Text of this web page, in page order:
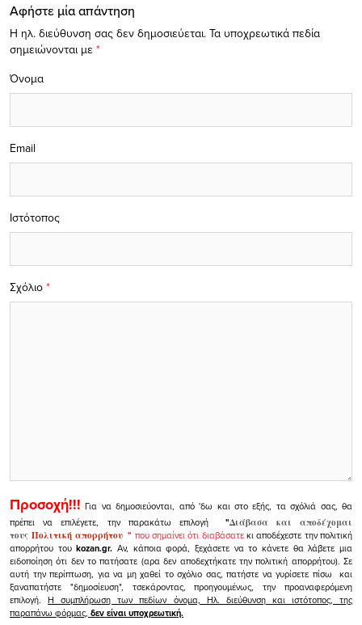
Αφήστε μία απάντηση
Η ηλ. διεύθυνση σας δεν δημοσιεύεται. Τα υποχρεωτικά πεδία
σημειώνονται με *
Σχόλιο *
Όνομα
Email
Ιστότοπος
Προσοχή!!! Για να δημοσιεύονται, από 'δω και στο εξής, τα σχόλιά σας, θα
πρέπει να επιλέγετε, την παρακάτω επιλογή
"Διάβασα και αποδέχομαι
τουςΠολιτική απορρήτου" που σημαίνει ότι διαβάσατεκι αποδέχεστε την πολιτική
απορρήτου τουkozan.gr. Αν, κάποια φορά, ξεχάσετε να το κάνετε θα λάβετε μια
ειδοποίηση ότι δεν το πατήσατε (αρα δεν αποδεχτήκατε την πολιτική απορρήτου). Σε
αυτή την περίπτωση, για να μη χαθεί το σχόλιο σας, πατήστε να γυρίσετε πίσω και
ξαναπατήστε "δημοσίευση", τσεκάροντας, προηγουμένως, την προαναφερόμενη
επιλογή.Η συμπλήρωση των πεδίων όνομα, Ηλ. διεύθυνση και ιστότοπος, της
παραπάνω φόρμας, δεν είναι υποχρεωτική.